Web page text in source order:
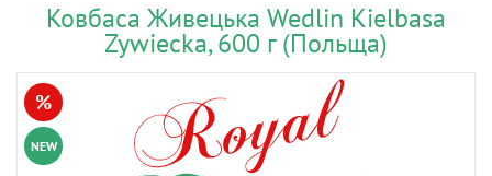
Ковбаса Живецька Wedlin Kielbasa
Zywiecka, 600 г (Польща)
NEW
%